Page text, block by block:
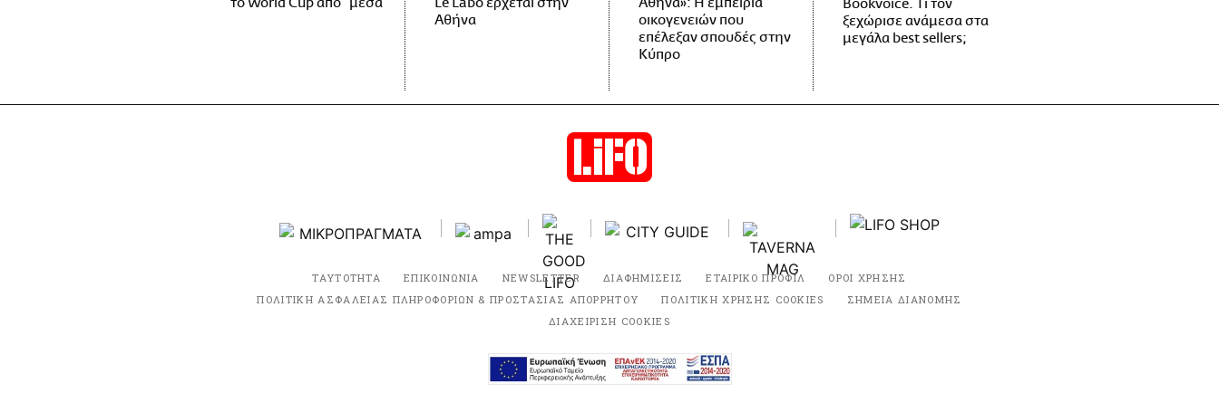
το World Cup από "μέσα"
Le Labo έρχεται στην
Αθήνα
Αθήνα»: Η εμπειρία
οικογενειών που
επέλεξαν σπουδές στην
Κύπρο
Bookvoice. Τι τον
ξεχώρισε ανάμεσα στα
μεγάλα best sellers;
ΤΑΥΤΟΤΗΤΑ ΕΠΙΚΟΙΝΩΝΙΑ NEWSLETTER ΔΙΑΦΗΜΙΣΕΙΣ ΕΤΑΙΡΙΚΟ ΠΡΟΦΙΛ
ΟΡΟΙ ΧΡΗΣΗΣ
ΠΟΛΙΤΙΚΗ ΑΣΦΑΛΕΙΑΣ ΠΛΗΡΟΦΟΡΙΩΝ & ΠΡΟΣΤΑΣΙΑΣ ΑΠΟΡΡΗΤΟΥ
ΠΟΛΙΤΙΚΗ ΧΡΗΣΗΣ COOKIES
ΣΗΜΕΙΑ ΔΙΑΝΟΜΗΣ
ΔΙΑΧΕΙΡΙΣΗ COOKIES